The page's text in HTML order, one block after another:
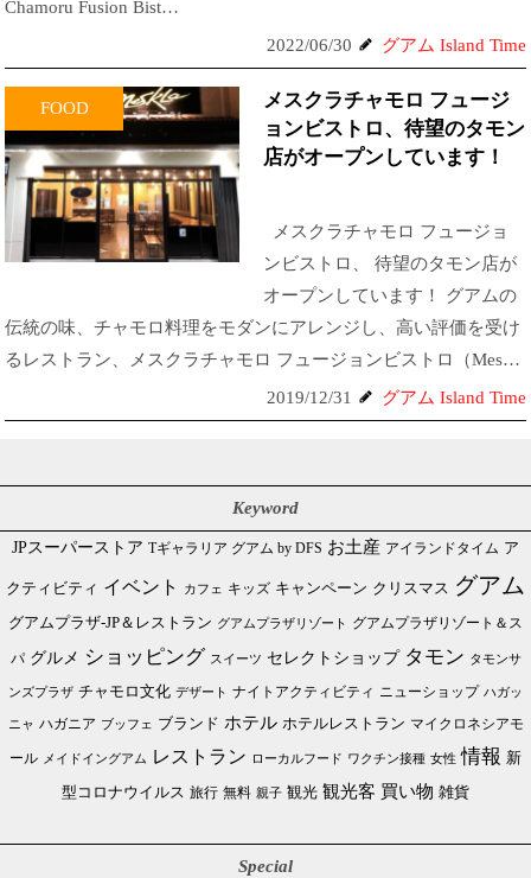
Chamoru Fusion Bist…
2022/06/30
グアム Island Time
FOOD
メスクラチャモロ フュージ
ョンビストロ、待望のタモン
店がオープンしています！
メスクラチャモロ フュージョ
ンビストロ、 待望のタモン店が
オープンしています！ グアムの
伝統の味、チャモロ料理をモダンにアレンジし、高い評価を受け
るレストラン、メスクラチャモロ フュージョンビストロ（Mes…
2019/12/31
グアム Island Time
Keyword
JPスーパーストア Tギャラリア グアム by DFS お土産 アイランドタイム ア
クティビティ イベント カフェ キッズ キャンペーン クリスマス グアム
グアムプラザ-JP＆レストラン グアムプラザリゾート グアムプラザリゾート＆ス
パ グルメ ショッピング スイーツ セレクトショップ タモン タモンサ
ンズプラザ チャモロ文化 デザート ナイトアクティビティ ニューショップ ハガッ
ニャ ハガニア ブッフェ ブランド ホテル ホテルレストラン マイクロネシアモ
ール メイドイングアム レストラン ローカルフード ワクチン接種 女性 情報 新
型コロナウイルス 旅行 無料 親子 観光 観光客 買い物 雑貨
Special